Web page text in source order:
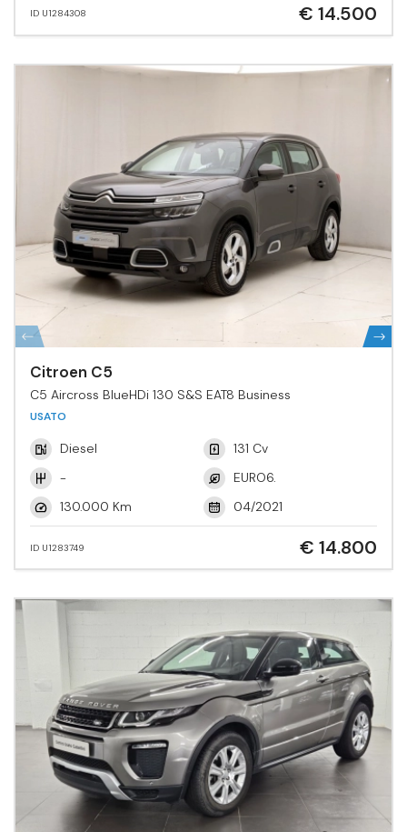
ID U1284308 € 14.500
Citroen C5
C5 Aircross BlueHDi 130 S&S EAT8 Business
USATO
Diesel
131 Cv
-
EURO6.
130.000 Km
04/2021
ID U1283749 € 14.800